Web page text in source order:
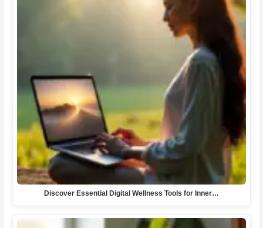
Discover Essential Digital Wellness Tools for Inner…